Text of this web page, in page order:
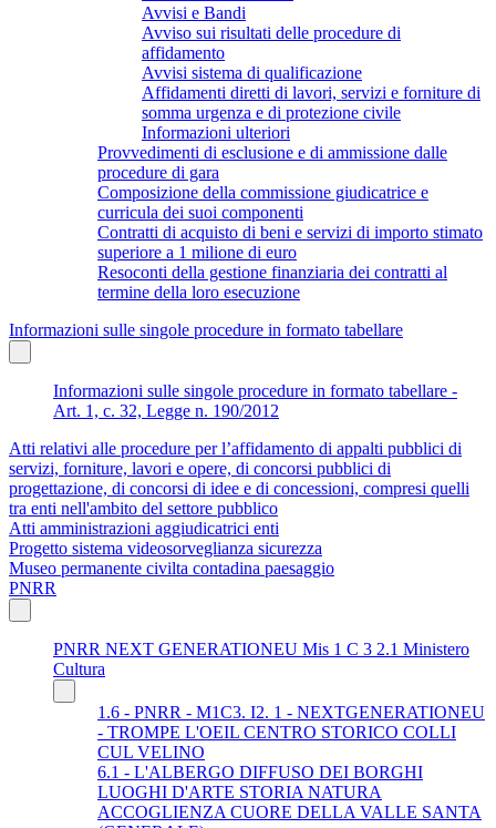
Avvisi e Bandi
Avviso sui risultati delle procedure di
affidamento
Avvisi sistema di qualificazione
Affidamenti diretti di lavori, servizi e forniture di
somma urgenza e di protezione civile
Informazioni ulteriori
Provvedimenti di esclusione e di ammissione dalle
procedure di gara
Composizione della commissione giudicatrice e
curricula dei suoi componenti
Contratti di acquisto di beni e servizi di importo stimato
superiore a 1 milione di euro
Resoconti della gestione finanziaria dei contratti al
termine della loro esecuzione
Informazioni sulle singole procedure in formato tabellare
Informazioni sulle singole procedure in formato tabellare -
Art. 1, c. 32, Legge n. 190/2012
Atti relativi alle procedure per l’affidamento di appalti pubblici di
servizi, forniture, lavori e opere, di concorsi pubblici di
progettazione, di concorsi di idee e di concessioni, compresi quelli
tra enti nell'ambito del settore pubblico
Atti amministrazioni aggiudicatrici enti
Progetto sistema videosorveglianza sicurezza
Museo permanente civilta contadina paesaggio
PNRR
PNRR NEXT GENERATIONEU Mis 1 C 3 2.1 Ministero
Cultura
1.6 - PNRR - M1C3. I2. 1 - NEXTGENERATIONEU
- TROMPE L'OEIL CENTRO STORICO COLLI
CUL VELINO
6.1 - L'ALBERGO DIFFUSO DEI BORGHI
LUOGHI D'ARTE STORIA NATURA
ACCOGLIENZA CUORE DELLA VALLE SANTA